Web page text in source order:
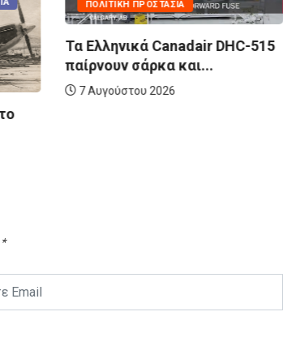
515
ΠΟΛΕΜΙΚΉ ΑΕΡΟΠΟΡΊΑ
ΑΤΥΧΉΜΑΤΑ - ΣΥΜΒΆΝΤΑ
ΠΕΣΌΝΤΕΣ ΑΕΡΟΠΌΡΟΙ
*